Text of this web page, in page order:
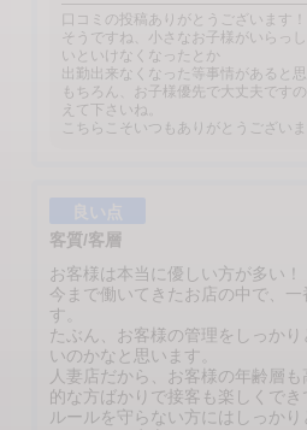
口コミの投稿ありがとうございます！
そうですね、小さなお子様がいらっ
いといけなくなったとか
出勤出来なくなった等事情があると
もちろん、お子様優先で大丈夫です
えて下さいね。
こちらこそいつもありがとうござい
客質/客層
お客様は本当に優しい方が多い！
今まで働いてきたお店の中で、一
す。
たぶん、お客様の管理をしっか
いのかなと思います。
人妻店だから、お客様の年齢層
的な方ばかりで接客も楽しくでき
ルールを守らない方にはしっか